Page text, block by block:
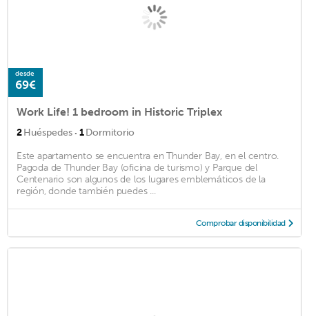
desde
69€
Work Life! 1 bedroom in Historic Triplex
2Huéspedes · 1Dormitorio
Este apartamento se encuentra en Thunder Bay, en el centro.
Pagoda de Thunder Bay (oficina de turismo) y Parque del
Centenario son algunos de los lugares emblemáticos de la
región, donde también puedes ...
Comprobar disponibilidad